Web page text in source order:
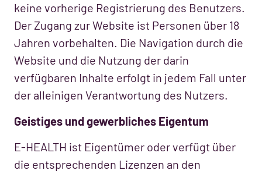
keine vorherige Registrierung des Benutzers.
Der Zugang zur Website ist Personen über 18
Jahren vorbehalten. Die Navigation durch die
Website und die Nutzung der darin
verfügbaren Inhalte erfolgt in jedem Fall unter
der alleinigen Verantwortung des Nutzers.
Geistiges und gewerbliches Eigentum
E-HEALTH ist Eigentümer oder verfügt über
die entsprechenden Lizenzen an den